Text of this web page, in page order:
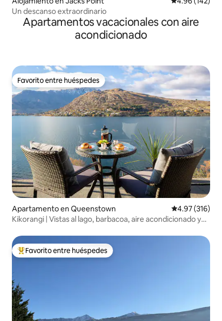
Un descanso extraordinario
Apartamentos vacacionales con aire
acondicionado
Favorito entre huéspedes
Favorito entre huéspedes
Apartamento en Queenstown Calificación
4.97 (316)
Kikorangi | Vistas al lago, barbacoa, aire acondicionado y
Favorito entre huéspedes preferido
Favorito entre huéspedes